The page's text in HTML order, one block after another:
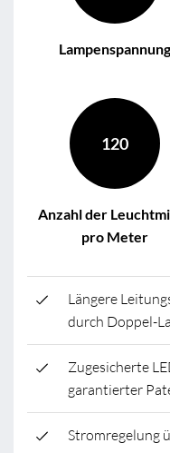
Lampenspannung
120
Anzahl der
pro Meter
Längere
durch Doppel-
Zugesicherte
garantierter
Stromregelung